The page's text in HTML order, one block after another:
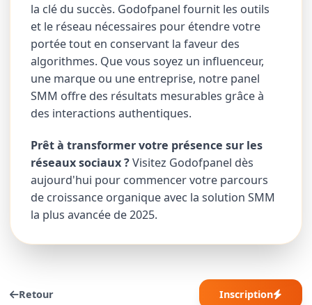
la clé du succès. Godofpanel fournit les outils
et le réseau nécessaires pour étendre votre
portée tout en conservant la faveur des
algorithmes. Que vous soyez un influenceur,
une marque ou une entreprise, notre panel
SMM offre des résultats mesurables grâce à
des interactions authentiques.
Prêt à transformer votre présence sur les
réseaux sociaux ?Visitez Godofpanel dès
aujourd'hui pour commencer votre parcours
de croissance organique avec la solution SMM
la plus avancée de 2025.
Retour Inscription